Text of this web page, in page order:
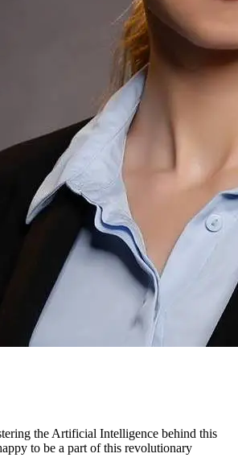
the Artificial Intelligence behind this
to be a part of this revolutionary